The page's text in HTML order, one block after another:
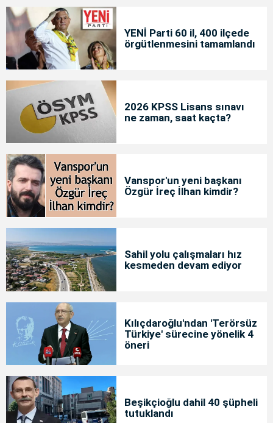
YENİ Parti 60 il, 400 ilçede
örgütlenmesini tamamlandı
2026 KPSS Lisans sınavı
ne zaman, saat kaçta?
Vanspor'un yeni başkanı
Özgür İreç İlhan kimdir?
Sahil yolu çalışmaları hız
kesmeden devam ediyor
Kılıçdaroğlu'ndan 'Terörsüz
Türkiye' sürecine yönelik 4
öneri
Beşikçioğlu dahil 40 şüpheli
tutuklandı